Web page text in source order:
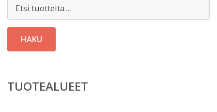
HAKU
TUOTEALUEET